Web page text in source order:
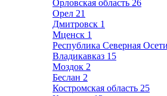
Орловская область 26
Орел 21
Дмитровск 1
Мценск 1
Республика Северная
Владикавказ 15
Моздок 2
Беслан 2
Костромская область 25